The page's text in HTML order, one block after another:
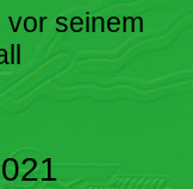
vor seinem